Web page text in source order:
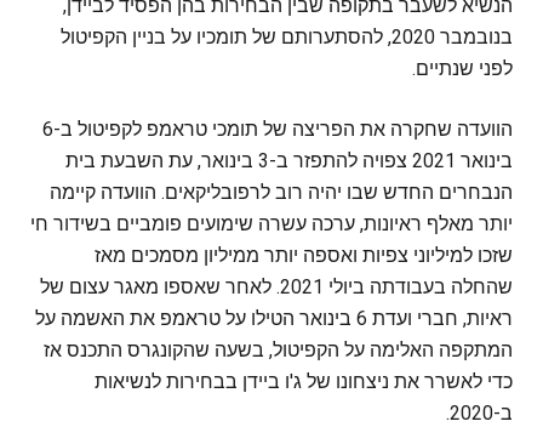
הנשיא לשעבר בתקופה שבין הבחירות בהן הפסיד לביידן,
בנובמבר 2020, להסתערותם של תומכיו על בניין הקפיטול
לפני שנתיים.
הוועדה שחקרה את הפריצה של תומכי טראמפ לקפיטול ב-6
בינואר 2021 צפויה להתפזר ב-3 בינואר, עת השבעת בית
הנבחרים החדש שבו יהיה רוב לרפובליקאים. הוועדה קיימה
יותר מאלף ראיונות, ערכה עשרה שימועים פומביים בשידור חי
שזכו למיליוני צפיות ואספה יותר ממיליון מסמכים מאז
שהחלה בעבודתה ביולי 2021. לאחר שאספו מאגר עצום של
ראיות, חברי ועדת 6 בינואר הטילו על טראמפ את האשמה על
המתקפה האלימה על הקפיטול, בשעה שהקונגרס התכנס אז
כדי לאשרר את ניצחונו של ג'ו ביידן בבחירות לנשיאות
ב-2020.